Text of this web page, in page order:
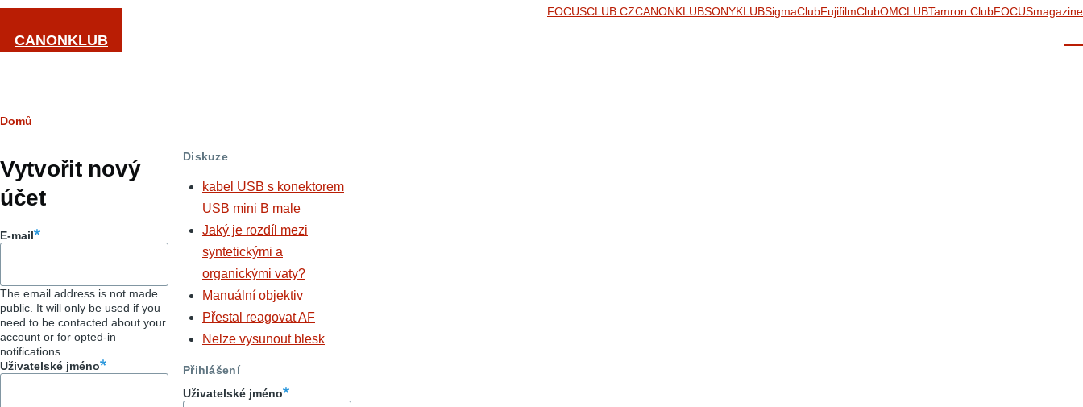
Přejít k hlavnímu obsahu
CANONKLUB
FOCUSCLUB.CZCANONKLUBSONYKLUBSigmaClubFujifilmClubOMCLUBTamron ClubFOCUSmagazine
Hlavní
záložky
Drobečková
navigace
Domů
Vytvořit nový
účet
E-mail
The email address is not made
public. It will only be used if you
need to be contacted about your
account or for opted-in
notifications.
Uživatelské jméno
Diskuze
kabel USB s konektorem
USB mini B male
Jaký je rozdíl mezi
syntetickými a
organickými vaty?
Manuální objektiv
Přestal reagovat AF
Nelze vysunout blesk
Přihlášení
Uživatelské jméno